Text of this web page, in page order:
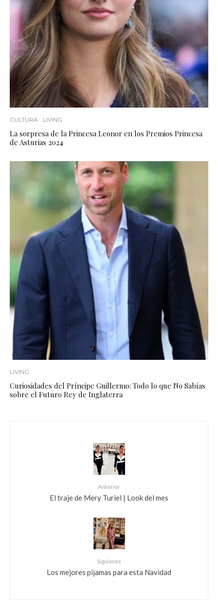
CULTURA LIVING
La sorpresa de la Princesa Leonor en los Premios Princesa
de Asturias 2024
LIVING
Curiosidades del Príncipe Guillermo: Todo lo que No Sabías
sobre el Futuro Rey de Inglaterra
Anterior
El traje de Mery Turiel | Look del mes
Siguiente
Los mejores pijamas para esta Navidad